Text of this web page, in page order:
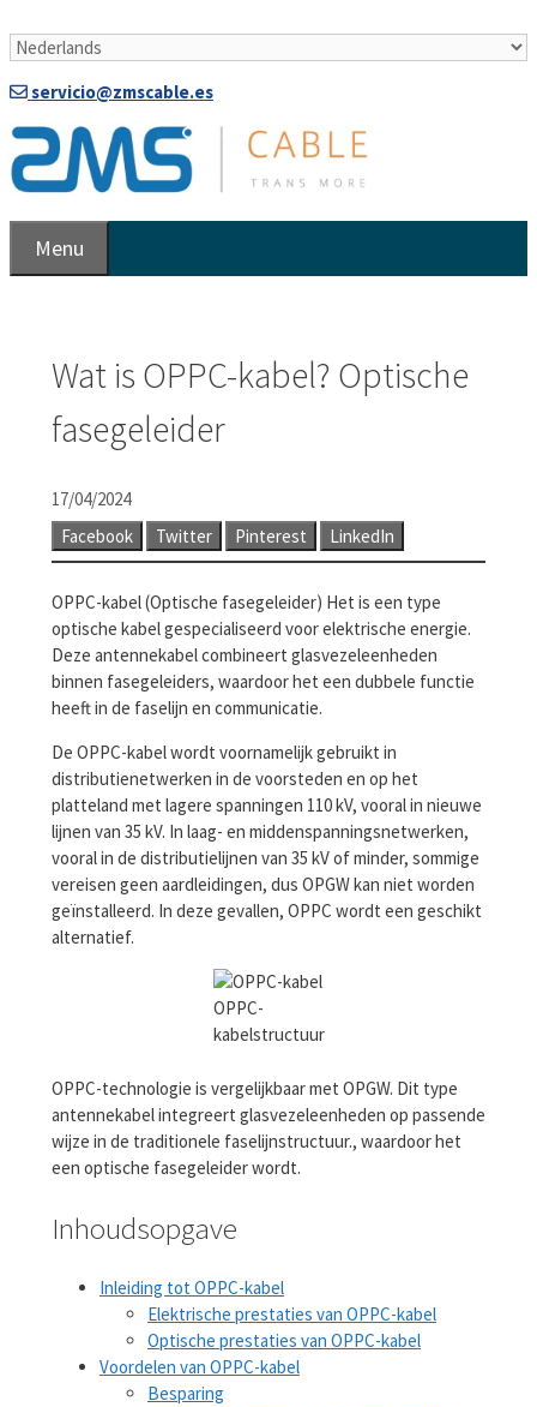
naar
servicio@zmscable.es
Menu
Wat is OPPC-kabel? Optische
fasegeleider
17/04/2024
Facebook
Twitter Pinterest LinkedIn
OPPC-kabel (Optische fasegeleider) Het is een type
optische kabel gespecialiseerd voor elektrische energie.
Deze antennekabel combineert glasvezeleenheden
binnen fasegeleiders, waardoor het een dubbele functie
heeft in de faselijn en communicatie.
De OPPC-kabel wordt voornamelijk gebruikt in
distributienetwerken in de voorsteden en op het
platteland met lagere spanningen 110 kV, vooral in nieuwe
lijnen van 35 kV. In laag- en middenspanningsnetwerken,
vooral in de distributielijnen van 35 kV of minder, sommige
vereisen geen aardleidingen, dus OPGW kan niet worden
geïnstalleerd. In deze gevallen, OPPC wordt een geschikt
alternatief.
OPPC-
kabelstructuur
OPPC-technologie is vergelijkbaar met OPGW. Dit type
antennekabel integreert glasvezeleenheden op passende
wijze in de traditionele faselijnstructuur., waardoor het
een optische fasegeleider wordt.
Inhoudsopgave
Inleiding tot OPPC-kabel
Elektrische prestaties van OPPC-kabel
Optische prestaties van OPPC-kabel
Voordelen van OPPC-kabel
Besparing